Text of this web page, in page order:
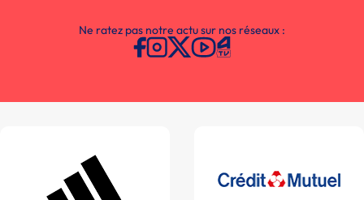
Ne ratez pas notre actu sur nos réseaux :